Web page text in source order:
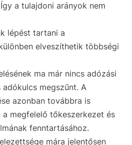
a tulajdoni arányok nem
lépést tartani a
elveszíthetik többségi
ma már nincs adózási
megszűnt. A
azonban továbbra is
a megfelelő tőkeszerkezet és
fenntartásához.
mára jelentősen